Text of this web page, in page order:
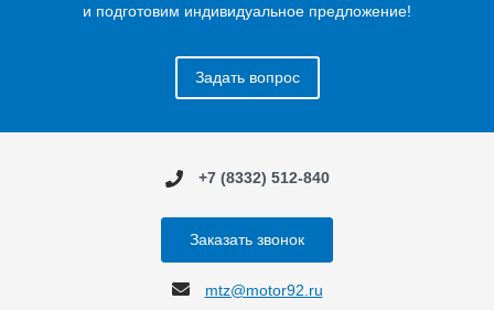
и подготовим индивидуальное предложение!
Задать вопрос
+7 (8332) 512-840
Заказать звонок
mtz@motor92.ru